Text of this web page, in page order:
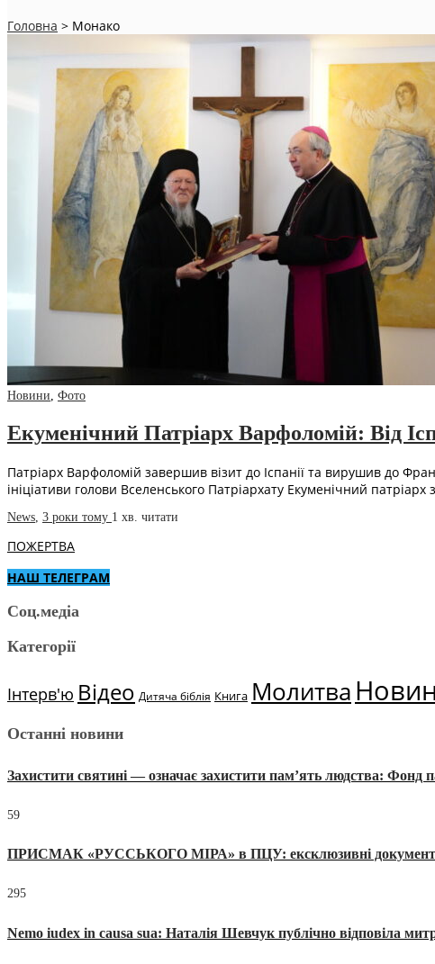
Головна > Монако
Новини, Фото
Екуменічний Патріарх Варфоломій: Від
Патріарх Варфоломій завершив візит до Іспанії та вирушив до
ініціативи голови Вселенського Патріархату Екуменічний
News, 3 роки тому 1 хв. читати
ПОЖЕРТВА
НАШ ТЕЛЕГРАМ
Соц.медіа
Категорії
Інтерв'ю Відео Дитяча біблія Книга Молитва
Останні новини
Захистити святині — означає захистити пам’ять людства:
59
ПРИСМАК «РУССЬКОГО МІРА» в ПЦУ: ексклюзивні документи,
295
Nemo iudex in causa sua: Наталія Шевчук публічно відповіла